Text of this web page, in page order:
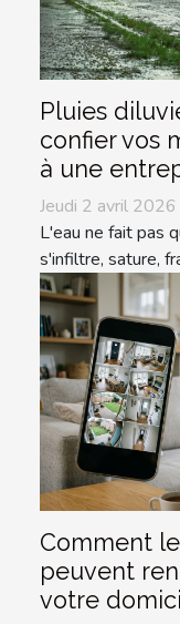
Pluies
confier vos
à une
Jeudi 2 avril
L'eau ne fait pas
s'infiltre, sature,
Comment
peuvent
votre